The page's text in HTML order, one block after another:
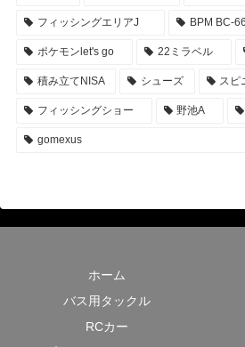
フィッシングエリアJ BPM BC-
ポケモンlet's go 22ミラベル
積み立てNISA シューズ スピ
フィッシングショー 野池A
gomexus
ホーム
バス用タックル
RCカー